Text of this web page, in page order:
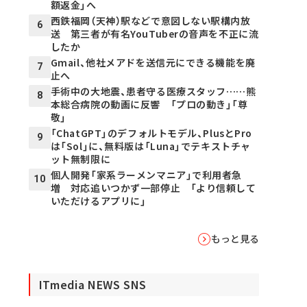
額返金」へ
6
西鉄福岡（天神）駅などで意図しない駅構内放
送 第三者が有名YouTuberの音声を不正に流
したか
7
Gmail、他社メアドを送信元にできる機能を廃
止へ
8
手術中の大地震、患者守る医療スタッフ……熊
本総合病院の動画に反響 「プロの動き」「尊
敬」
9
「ChatGPT」のデフォルトモデル、PlusとPro
は「Sol」に、無料版は「Luna」でテキストチャ
ット無制限に
10 個人開発「家系ラーメンマニア」で利用者急
増 対応追いつかず一部停止 「より信頼して
いただけるアプリに」
もっと見る
ITmedia NEWS SNS